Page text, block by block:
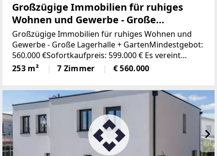
Großzügige Immobilien für ruhiges
Wohnen und Gewerbe - Große
Lagerhalle + Garten
Großzügige Immobilien für ruhiges Wohnen und
Gewerbe - Große Lagerhalle + GartenMindestgebot:
560.000 €Sofortkaufpreis: 599.000 € Es vereint
Wohnen, Arbeiten und Freiraum in einer seltenen
Form und bietet außergewöhnlich vielseitige
253 m² 7 Zimmer € 560.000